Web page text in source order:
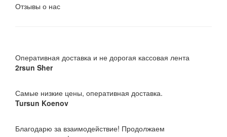
Отзывы о нас
Оперативная доставка и не дорогая кассовая лента
2rsun Sher
Самые низкие цены, оперативная доставка.
Tursun Koenov
Благодарю за взаимодействие! Продолжаем